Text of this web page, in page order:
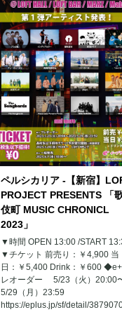
ペルシカリア -【新宿】
PROJECT PRESENTS 「
伎町 MUSIC CHRONICL
2023」
▼時間 OPEN 13:00 /START
▼チケット 前売り：￥4,900 当
日：￥5,400 Drink：￥600
レオーダー 5/23（火）20:00
5/29（月）23:59
https://eplus.jp/sf/detail/